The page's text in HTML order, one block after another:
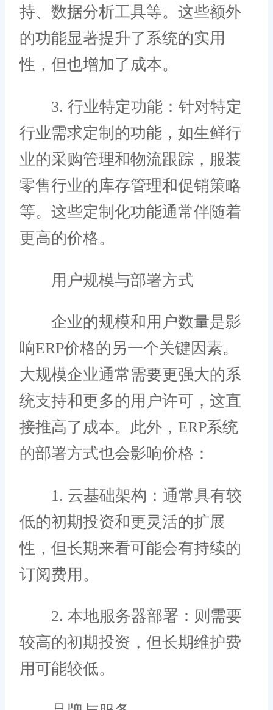
持、数据分析工具等。这些额外
的功能显著提升了系统的实用
性，但也增加了成本。
3. 行业特定功能：针对特定
行业需求定制的功能，如生鲜行
业的采购管理和物流跟踪，服装
零售行业的库存管理和促销策略
等。这些定制化功能通常伴随着
更高的价格。
用户规模与部署方式
企业的规模和用户数量是影
响ERP价格的另一个关键因素。
大规模企业通常需要更强大的系
统支持和更多的用户许可，这直
接推高了成本。此外，ERP系统
的部署方式也会影响价格：
1. 云基础架构：通常具有较
低的初期投资和更灵活的扩展
性，但长期来看可能会有持续的
订阅费用。
2. 本地服务器部署：则需要
较高的初期投资，但长期维护费
用可能较低。